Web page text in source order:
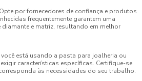
Opte por fornecedores de confiança e produtos
frequentemente garantem uma
e matriz, resultando em melhor
você está usando a pasta para joalheria ou
características específicas. Certifique-se
às necessidades do seu trabalho.